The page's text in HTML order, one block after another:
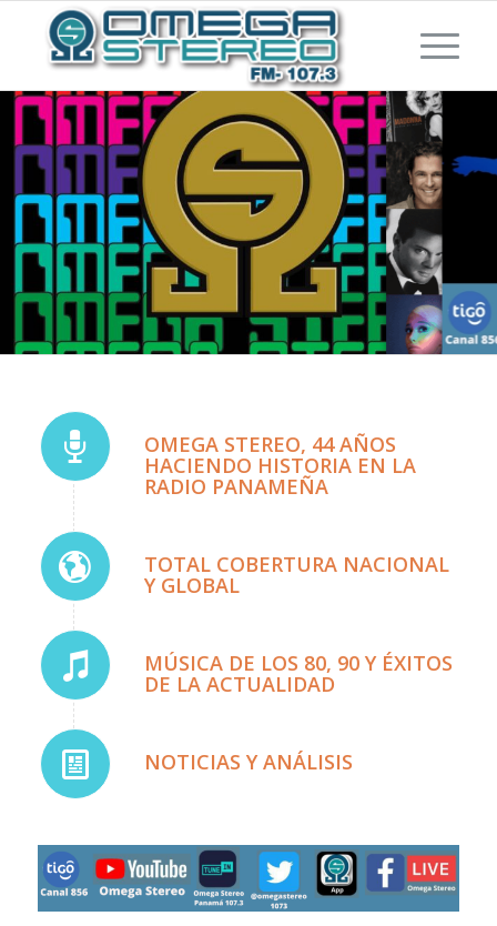
OMEGA STEREO, 44 AÑOS
HACIENDO HISTORIA EN LA
RADIO PANAMEÑA
TOTAL COBERTURA NACIONAL
Y GLOBAL
MÚSICA DE LOS 80, 90 Y ÉXITOS
DE LA ACTUALIDAD
NOTICIAS Y ANÁLISIS